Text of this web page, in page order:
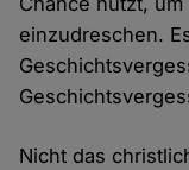
einzudreschen.
Nicht das